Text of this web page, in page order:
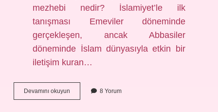
mezhebi nedir? İslamiyet’le ilk
tanışması Emeviler döneminde
gerçekleşen, ancak Abbasiler
döneminde İslam dünyasıyla etkin bir
iletişim kuran…
Devamını okuyun
Mezhep
8 Yorum